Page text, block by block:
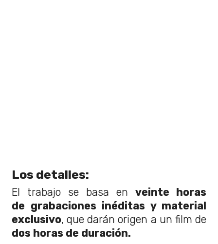
Los detalles:
El trabajo se basa en veinte horas
de grabaciones inéditas y material
exclusivo, que darán origen a un film de
dos horas de duración.